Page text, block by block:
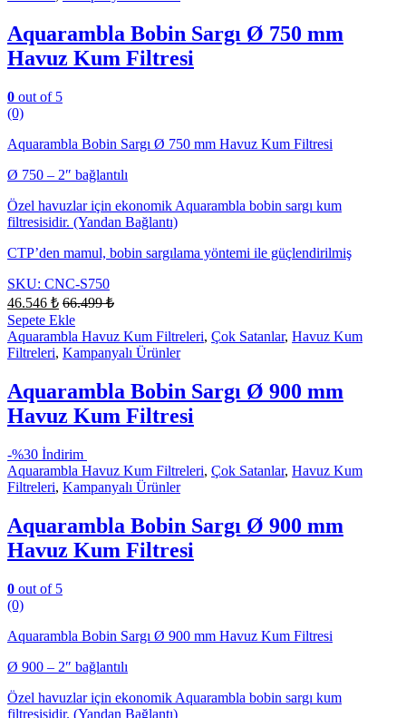
Aquarambla Bobin Sargı Ø 750 mm
Havuz Kum Filtresi
0 out of 5
(0)
Aquarambla Bobin Sargı Ø 750 mm Havuz Kum Filtresi
Ø 750 – 2″ bağlantılı
Özel havuzlar için ekonomik Aquarambla bobin sargı kum
filtresisidir. (Yandan Bağlantı)
CTP’den mamul, bobin sargılama yöntemi ile güçlendirilmiş
SKU: CNC-S750
46.546 ₺ 66.499₺
Sepete Ekle
Aquarambla Havuz Kum Filtreleri, Çok Satanlar, Havuz Kum
Filtreleri, Kampanyalı Ürünler
Aquarambla Bobin Sargı Ø 900 mm
Havuz Kum Filtresi
-%30 İndirim
Aquarambla Havuz Kum Filtreleri, Çok Satanlar, Havuz Kum
Filtreleri, Kampanyalı Ürünler
Aquarambla Bobin Sargı Ø 900 mm
Havuz Kum Filtresi
0 out of 5
(0)
Aquarambla Bobin Sargı Ø 900 mm Havuz Kum Filtresi
Ø 900 – 2″ bağlantılı
Özel havuzlar için ekonomik Aquarambla bobin sargı kum
filtresisidir. (Yandan Bağlantı)